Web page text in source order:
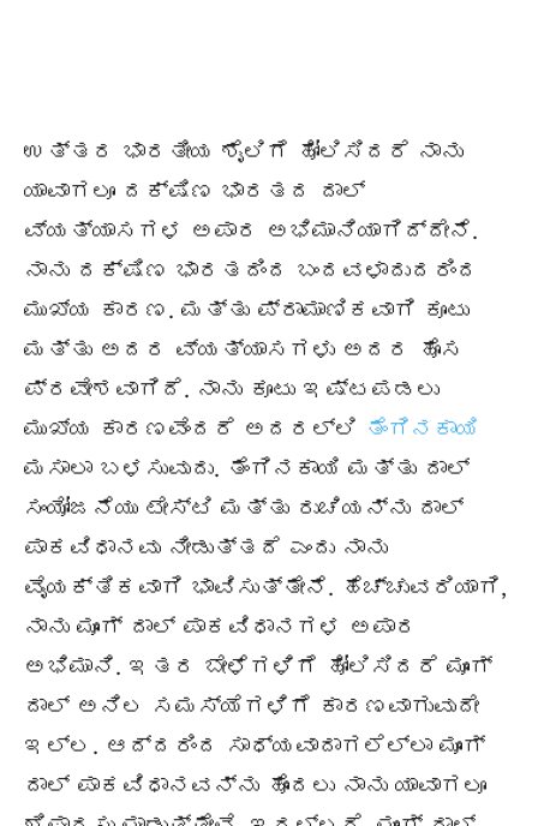
ಉತ್ತರ ಭಾರತೀಯ ಶೈಲಿಗೆ ಹೋಲಿಸಿದರೆ ನಾನು
ಯಾವಾಗಲೂ ದಕ್ಷಿಣ ಭಾರತದ ದಾಲ್
ವ್ಯತ್ಯಾಸಗಳ ಅಪಾರ ಅಭಿಮಾನಿಯಾಗಿದ್ದೇನೆ.
ನಾನು ದಕ್ಷಿಣ ಭಾರತದಿಂದ ಬಂದವಳಾದುದರಿಂದ
ಮುಖ್ಯ ಕಾರಣ. ಮತ್ತು ಪ್ರಾಮಾಣಿಕವಾಗಿ ಕೂಟು
ಮತ್ತು ಅದರ ವ್ಯತ್ಯಾಸಗಳು ಅದರ ಹೊಸ
ಪ್ರವೇಶವಾಗಿದೆ. ನಾನು ಕೂಟು ಇಷ್ಟಪಡಲು
ಮುಖ್ಯ ಕಾರಣವೆಂದರೆ ಅದರಲ್ಲಿ ತೆಂಗಿನಕಾಯಿ
ಮಸಾಲಾ ಬಳಸುವುದು. ತೆಂಗಿನಕಾಯಿ ಮತ್ತು ದಾಲ್
ಸಂಯೋಜನೆಯು ಟೇಸ್ಟಿ ಮತ್ತು ರುಚಿಯನ್ನು ದಾಲ್
ಪಾಕವಿಧಾನವು ನೀಡುತ್ತದೆ ಎಂದು ನಾನು
ವೈಯಕ್ತಿಕವಾಗಿ ಭಾವಿಸುತ್ತೇನೆ. ಹೆಚ್ಚುವರಿಯಾಗಿ,
ನಾನು ಮೂಂಗ್ ದಾಲ್ ಪಾಕವಿಧಾನಗಳ ಅಪಾರ
ಅಭಿಮಾನಿ. ಇತರ ಬೇಳೆಗಳಿಗೆ ಹೋಲಿಸಿದರೆ ಮೂಂಗ್
ದಾಲ್ ಅನಿಲ ಸಮಸ್ಯೆಗಳಿಗೆ ಕಾರಣವಾಗುವುದೇ
ಇಲ್ಲ. ಆದ್ದರಿಂದ ಸಾಧ್ಯವಾದಾಗಲೆಲ್ಲಾ ಮೂಂಗ್
ದಾಲ್ ಪಾಕವಿಧಾನವನ್ನು ಹೊಂದಲು ನಾನು ಯಾವಾಗಲೂ